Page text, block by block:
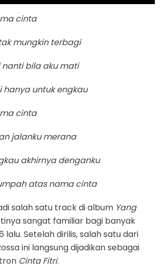
cinta
mungkin terbagi
nanti bila aku mati
hanya untuk engkau
cinta
jalanku merana
akhirnya denganku
atas nama cinta
salah satu track di album Yang
sangat familiar bagi banyak
lalu. Setelah dirilis, salah satu dari
ini langsung dijadikan sebagai
Cinta Fitri.